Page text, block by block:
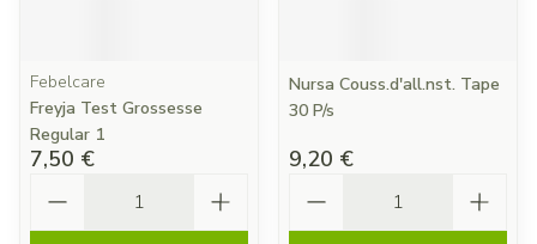
Febelcare
Freyja Test Grossesse
Regular 1
7,50 €
Nursa Couss.d'all.nst. Tape
30 P/s
9,20 €